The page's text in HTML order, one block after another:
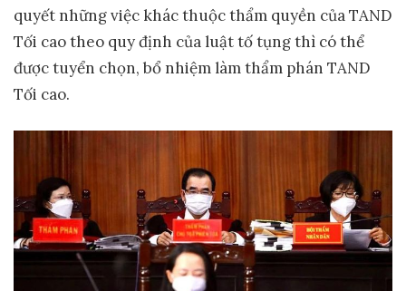
quyết những việc khác thuộc thẩm quyền của TAND
Tối cao theo quy định của luật tố tụng thì có thể
được tuyển chọn, bổ nhiệm làm thẩm phán TAND
Tối cao.